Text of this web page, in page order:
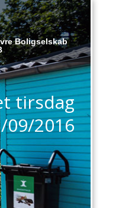
Boligselskab
tirsdag
09/2016